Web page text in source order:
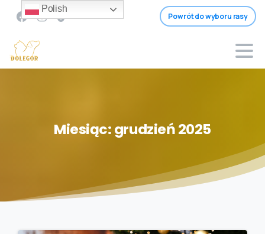
Powrót do wyboru rasy
Miesiąc:grudzień2025
Polish